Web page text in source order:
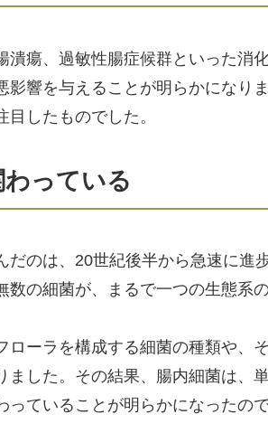
瘍、過敏性腸症候群といった消
響を与えることが明らかになり
したものでした。
っている
だのは、20世紀後半から急速に進
の細菌が、まるで一つの生態系
ローラを構成する細菌の種類や、
ました。その結果、腸内細菌は、
ていることが明らかになったので